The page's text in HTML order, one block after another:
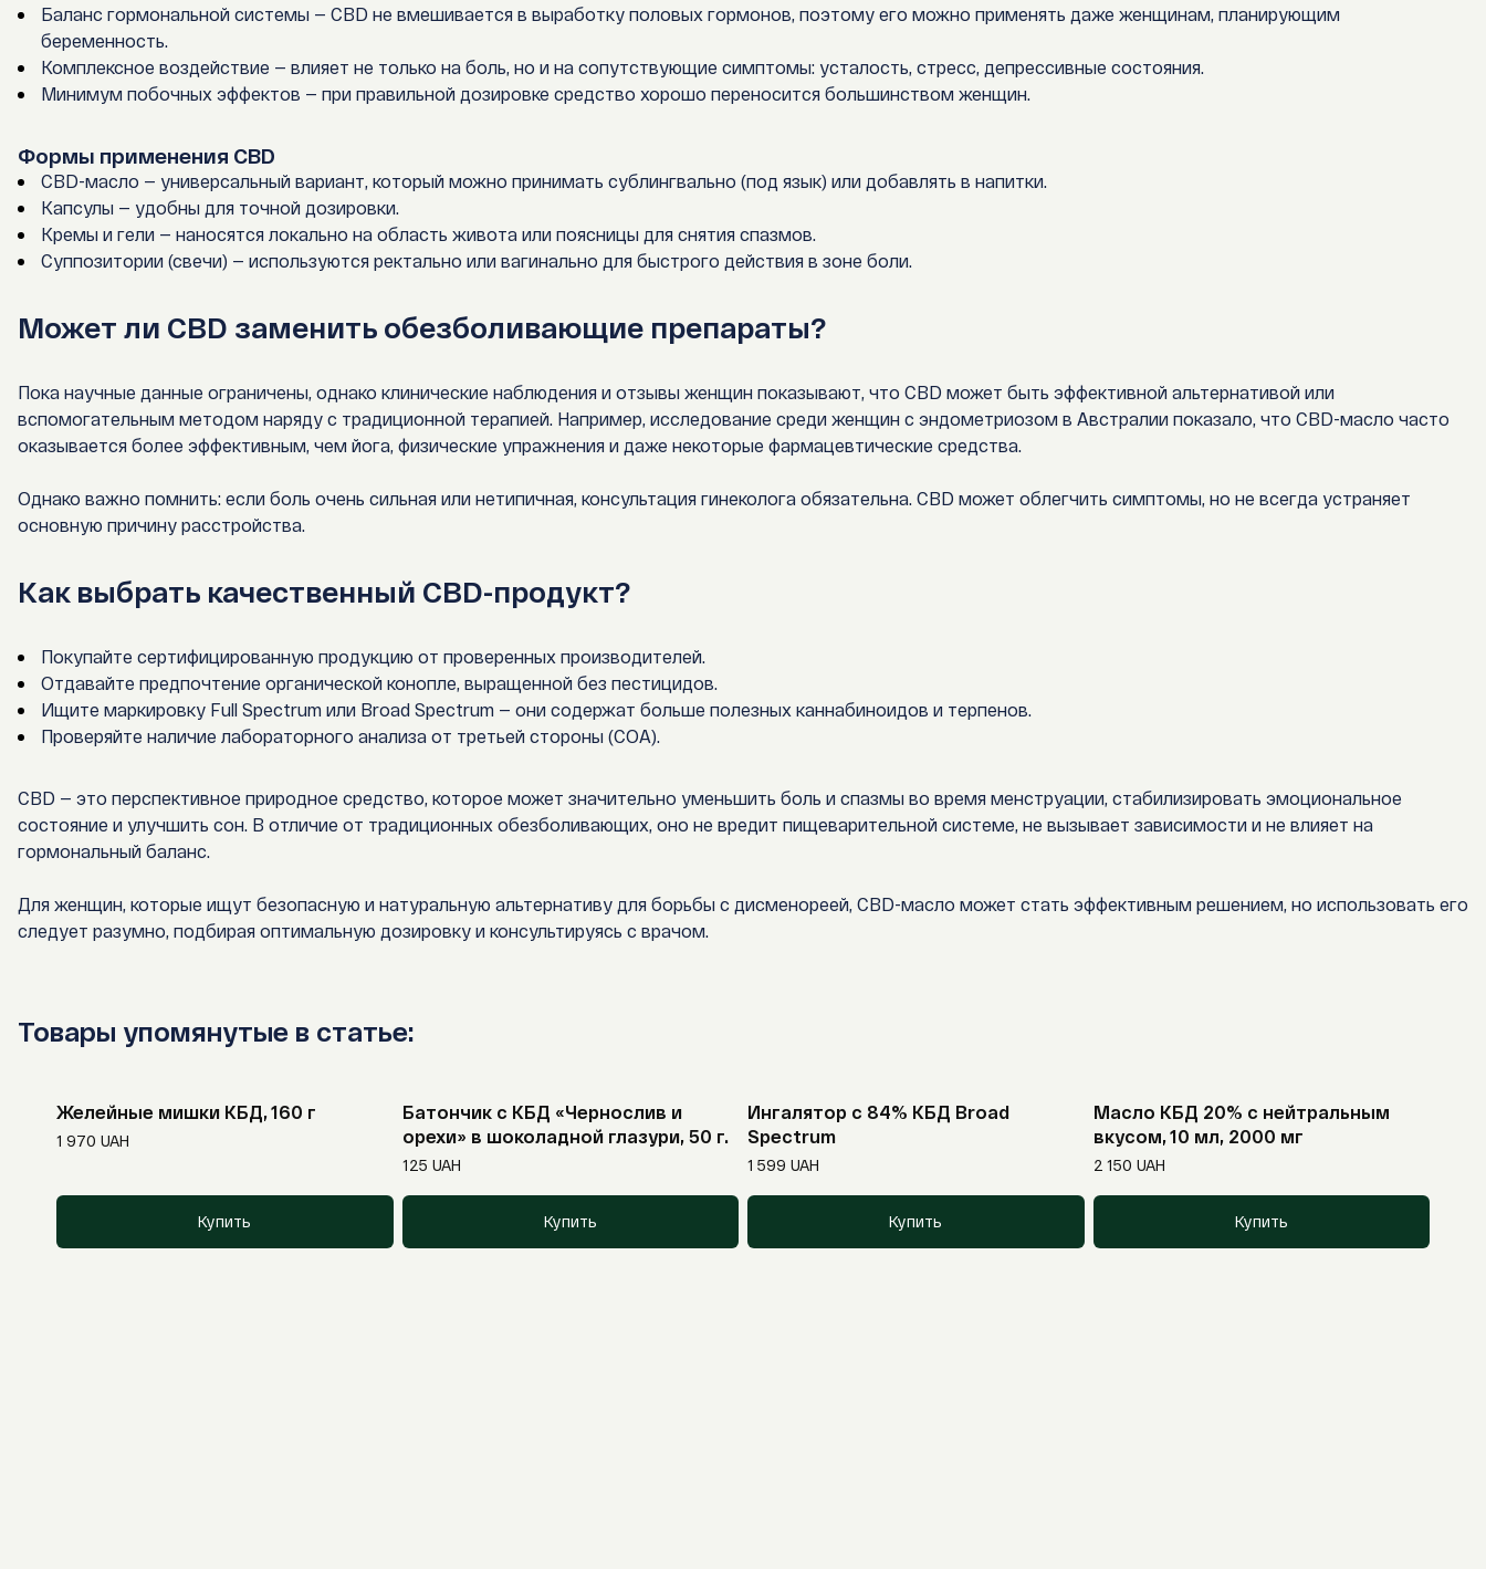
Баланс гормональной системы — CBD не вмешивается в выработку половых гормонов, поэтому его можно применять даже женщинам, планирующим
беременность.
Комплексное воздействие — влияет не только на боль, но и на сопутствующие симптомы: усталость, стресс, депрессивные состояния.
Минимум побочных эффектов — при правильной дозировке средство хорошо переносится большинством женщин.
Формы применения CBD
CBD-масло — универсальный вариант, который можно принимать сублингвально (под язык) или добавлять в напитки.
Капсулы — удобны для точной дозировки.
Кремы и гели — наносятся локально на область живота или поясницы для снятия спазмов.
Суппозитории (свечи) — используются ректально или вагинально для быстрого действия в зоне боли.
Может ли CBD заменить обезболивающие препараты?
Пока научные данные ограничены, однако клинические наблюдения и отзывы женщин показывают, что CBD может быть эффективной альтернативой или
вспомогательным методом наряду с традиционной терапией. Например, исследование среди женщин с эндометриозом в Австралии показало, что CBD-масло часто
оказывается более эффективным, чем йога, физические упражнения и даже некоторые фармацевтические средства.
Однако важно помнить: если боль очень сильная или нетипичная, консультация гинеколога обязательна. CBD может облегчить симптомы, но не всегда устраняет
основную причину расстройства.
Как выбрать качественный CBD-продукт?
Покупайте сертифицированную продукцию от проверенных производителей.
Отдавайте предпочтение органической конопле, выращенной без пестицидов.
Ищите маркировку Full Spectrum или Broad Spectrum — они содержат больше полезных каннабиноидов и терпенов.
Проверяйте наличие лабораторного анализа от третьей стороны (COA).
CBD — это перспективное природное средство, которое может значительно уменьшить боль и спазмы во время менструации, стабилизировать эмоциональное
состояние и улучшить сон. В отличие от традиционных обезболивающих, оно не вредит пищеварительной системе, не вызывает зависимости и не влияет на
гормональный баланс.
Для женщин, которые ищут безопасную и натуральную альтернативу для борьбы с дисменореей, CBD-масло может стать эффективным решением, но использовать его
следует разумно, подбирая оптимальную дозировку и консультируясь с врачом.
Товары упомянутые в статье:
Желейные мишки КБД, 160 г
1 970 UAH
Купить
Батончик с КБД «Чернослив и
орехи» в шоколадной глазури, 50 г.
125 UAH
Купить
Новинка
Ингалятор с 84% КБД Broad
Spectrum
1 599 UAH
Купить
Масло КБД 20% с нейтральным
вкусом, 10 мл, 2000 мг
2 150 UAH
Купить